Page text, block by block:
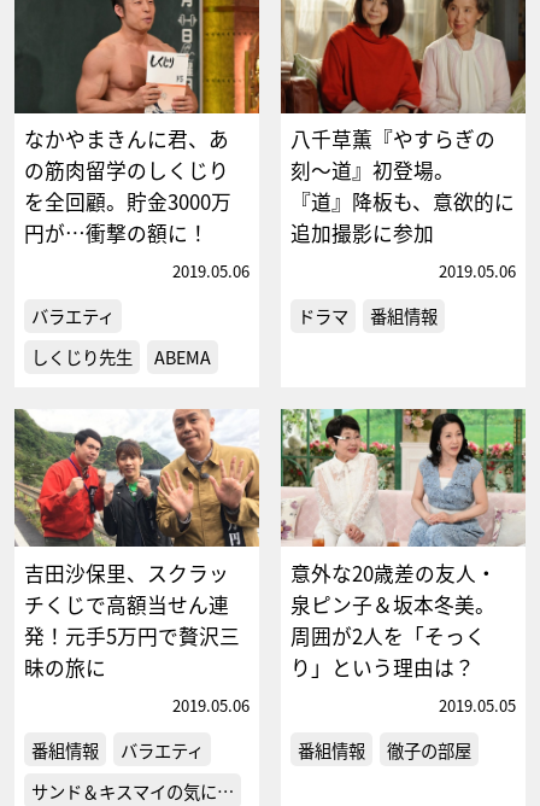
なかやまきんに君、あ
の筋肉留学のしくじり
を全回顧。貯金3000万
円が…衝撃の額に！
2019.05.06
バラエティ
しくじり先生
ABEMA
八千草薫『やすらぎの
刻～道』初登場。
『道』降板も、意欲的に
追加撮影に参加
2019.05.06
ドラマ 番組情報
吉田沙保里、スクラッ
チくじで高額当せん連
発！元手5万円で贅沢三
昧の旅に
2019.05.06
番組情報
バラエティ
サンド＆キスマイの気に…
意外な20歳差の友人・
泉ピン子＆坂本冬美。
周囲が2人を「そっく
り」という理由は？
2019.05.05
番組情報 徹子の部屋